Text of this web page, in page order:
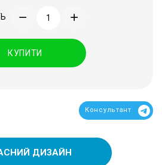
КУПИТИ
Консультант
ДИЗАЙН